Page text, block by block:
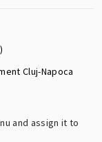
Cluj-Napoca
and assign it to